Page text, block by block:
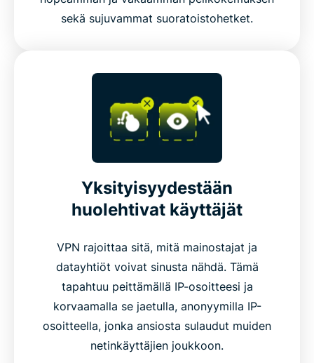
sekä sujuvammat suoratoistohetket.
Yksityisyydestään
huolehtivat käyttäjät
VPN rajoittaa sitä, mitä mainostajat ja
datayhtiöt voivat sinusta nähdä. Tämä
tapahtuu peittämällä IP-osoitteesi ja
korvaamalla se jaetulla, anonyymilla IP-
osoitteella, jonka ansiosta sulaudut muiden
netinkäyttäjien joukkoon.